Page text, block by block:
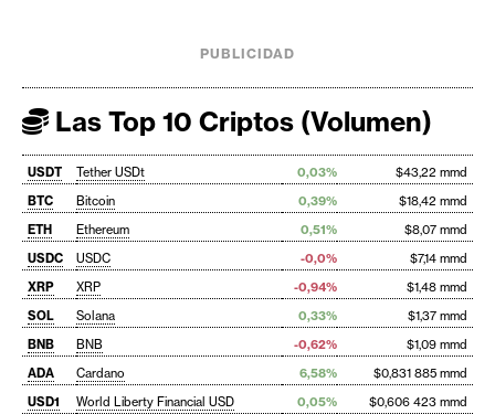
PUBLICIDAD
Las Top 10 Criptos (Volumen)
USDT Tether USDt 0,03%
$43,22 mmd
BTC
Bitcoin 0,39%
$18,42 mmd
ETH
Ethereum 0,51%
$8,07 mmd
USDC
USDC -0,0%
$7,14 mmd
XRP
XRP -0,94%
$1,48 mmd
SOL
Solana 0,33%
$1,37 mmd
BNB
BNB -0,62%
$1,09 mmd
ADA
Cardano 6,58%
$0,831 885 mmd
USD1
World Liberty Financial USD 0,05%
$0,606 423 mmd